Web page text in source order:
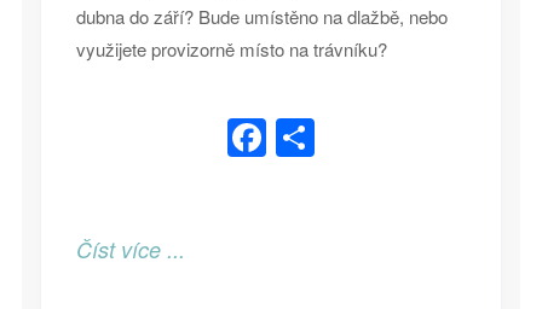
dubna do září? Bude umístěno na dlažbě, nebo
využijete provizorně místo na trávníku?
Facebook
Share
Číst více ...